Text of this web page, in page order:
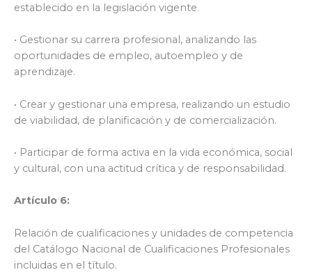
establecido en la legislación vigente.
• Gestionar su carrera profesional, analizando las
oportunidades de empleo, autoempleo y de
aprendizaje.
• Crear y gestionar una empresa, realizando un estudio
de viabilidad, de planificación y de comercialización.
• Participar de forma activa en la vida económica, social
y cultural, con una actitud crítica y de responsabilidad.
Artículo 6:
Relación de cualificaciones y unidades de competencia
del Catálogo Nacional de Cualificaciones Profesionales
incluidas en el título.